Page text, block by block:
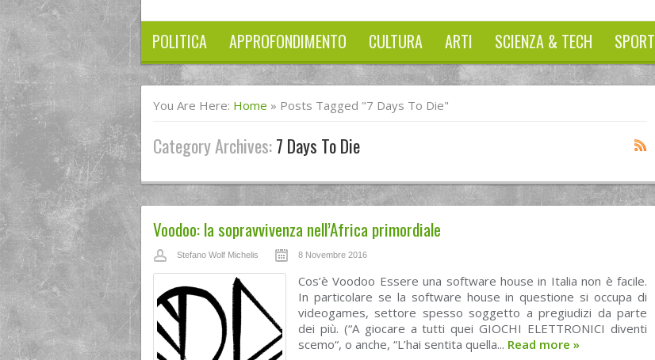
POLITICA APPROFONDIMENTO CULTURA ARTI SCIENZA & TECH SPORT
You Are Here: Home » Posts Tagged "7 Days To Die"
Category Archives:7 Days To Die
Voodoo: la sopravvivenza nell’Africa primordiale
Stefano Wolf Michelis 8 Novembre 2016
Cos’è Voodoo Essere una software house in Italia non è facile.
In particolare se la software house in questione si occupa di
videogames, settore spesso soggetto a pregiudizi da parte
dei più. (“A giocare a tutti quei GIOCHI ELETTRONICI diventi
scemo“, o anche, “L’hai sentita quella... Read more »